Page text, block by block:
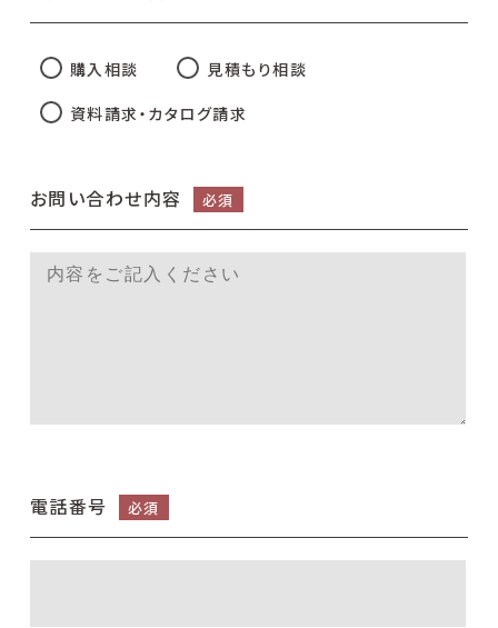
購入相談
見積もり相談
資料請求・カタログ請求
お問い合わせ内容 必須
電話番号 必須